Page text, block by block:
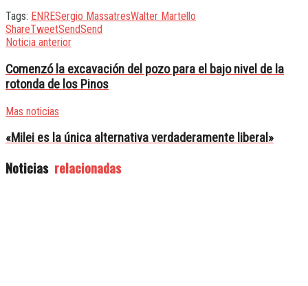
Tags: ENRESergio MassatresWalter Martello
ShareTweetSendSend
Noticia anterior
Comenzó la excavación del pozo para el bajo nivel de la
rotonda de los Pinos
Mas noticias
«Milei es la única alternativa verdaderamente liberal»
Noticias relacionadas